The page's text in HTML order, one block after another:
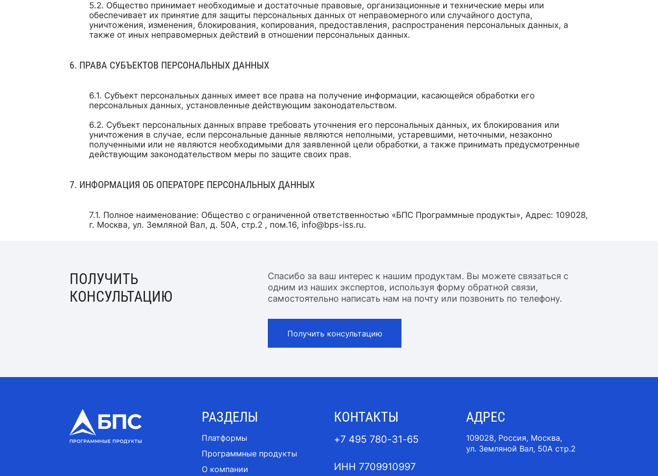
Общество принимает необходимые и достаточные правовые, организационные и технические меры или
обеспечивает их принятие для защиты персональных данных от неправомерного или случайного доступа,
уничтожения, изменения, блокирования, копирования, предоставления, распространения персональных данных, а
также от иных неправомерных действий в отношении персональных данных.
ПРАВА СУБЪЕКТОВ ПЕРСОНАЛЬНЫХ ДАННЫХ
Субъект персональных данных имеет все права на получение информации, касающейся обработки его
персональных данных, установленные действующим законодательством.
Субъект персональных данных вправе требовать уточнения его персональных данных, их блокирования или
уничтожения в случае, если персональные данные являются неполными, устаревшими, неточными, незаконно
полученными или не являются необходимыми для заявленной цели обработки, а также принимать предусмотренные
действующим законодательством меры по защите своих прав.
ИНФОРМАЦИЯ ОБ ОПЕРАТОРЕ ПЕРСОНАЛЬНЫХ ДАННЫХ
Полное наименование: Общество с ограниченной ответственностью «БПС Программные продукты», Адрес: 109028,
г. Москва, ул. Земляной Вал, д. 50А, стр.2 , пом.16, info@bps-iss.ru.
ПОЛУЧИТЬ
КОНСУЛЬТАЦИЮ
Спасибо за ваш интерес к нашим продуктам. Вы можете связаться с
одним из наших экспертов, используя форму обратной связи,
самостоятельно написать нам на почту или позвонить по телефону.
Получить консультацию
РАЗДЕЛЫ
Платформы
Программные продукты
О компании
КОНТАКТЫ
+7 495 780-31-65
ИНН 7709910997
АДРЕС
109028, Россия, Москва,
ул. Земляной Вал, 50A стр.2